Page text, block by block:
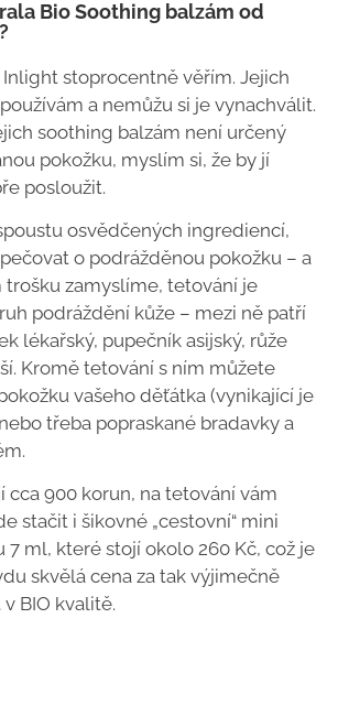
Bio Soothing balzám od
stoprocentně věřím. Jejich
a nemůžu si je vynachválit.
soothing balzám není určený
pokožku, myslím si, že by jí
posloužit.
osvědčených ingrediencí,
o podrážděnou pokožku – a
trošku zamyslíme, tetování je
podráždění kůže – mezi ně patří
lékařský, pupečník asijský, růže
Kromě tetování s ním můžete
vašeho děťátka (vynikající je
třeba popraskané bradavky a
cca 900 korun, na tetování vám
stačit i šikovné „cestovní“ mini
7 ml, které stojí okolo 260 Kč, což je
skvělá cena za tak výjimečně
BIO kvalitě.